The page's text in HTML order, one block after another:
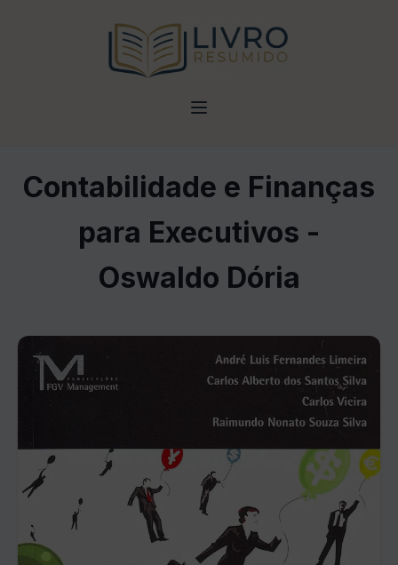
Contabilidade e Finanças
para Executivos -
Oswaldo Dória